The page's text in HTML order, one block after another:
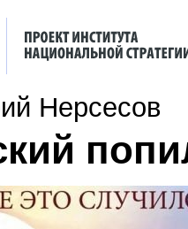
Нерсесов